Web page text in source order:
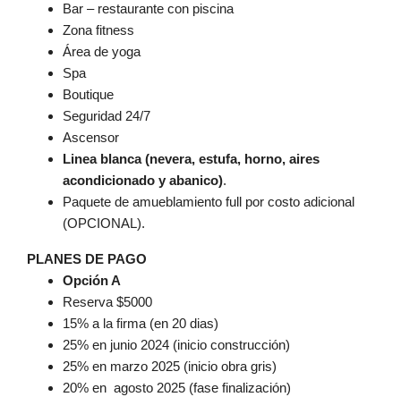
Bar – restaurante con piscina
Zona fitness
Área de yoga
Spa
Boutique
Seguridad 24/7
Ascensor
Linea blanca (nevera, estufa, horno, aires
acondicionado y abanico).
Paquete de amueblamiento full por costo adicional
(OPCIONAL).
PLANES DE PAGO
Opción A
Reserva $5000
15% a la firma (en 20 dias)
25% en junio 2024 (inicio construcción)
25% en marzo 2025 (inicio obra gris)
20% en agosto 2025 (fase finalización)